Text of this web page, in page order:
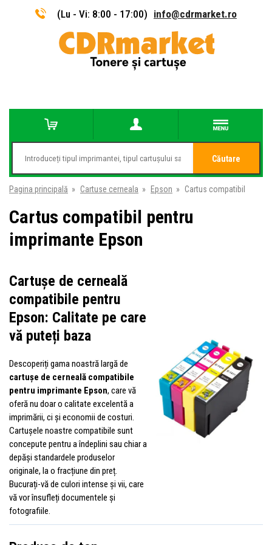
(Lu - Vi: 8:00 - 17:00) info@cdrmarket.ro
Căutare
Pagina principală » Cartuse cerneala » Epson » Cartus compatibil
Cartus compatibil pentru
imprimante Epson
Cartușe de cerneală
compatibile pentru
Epson: Calitate pe care
vă puteți baza
Descoperiți gama noastră largă de
cartușe de cerneală compatibile
pentru imprimante Epson, care vă
oferă nu doar o calitate excelentă a
imprimării, ci și economii de costuri.
Cartușele noastre compatibile sunt
concepute pentru a îndeplini sau chiar a
depăși standardele produselor
originale, la o fracțiune din preț.
Bucurați-vă de culori intense și vii, care
vă vor însufleți documentele și
fotografiile.